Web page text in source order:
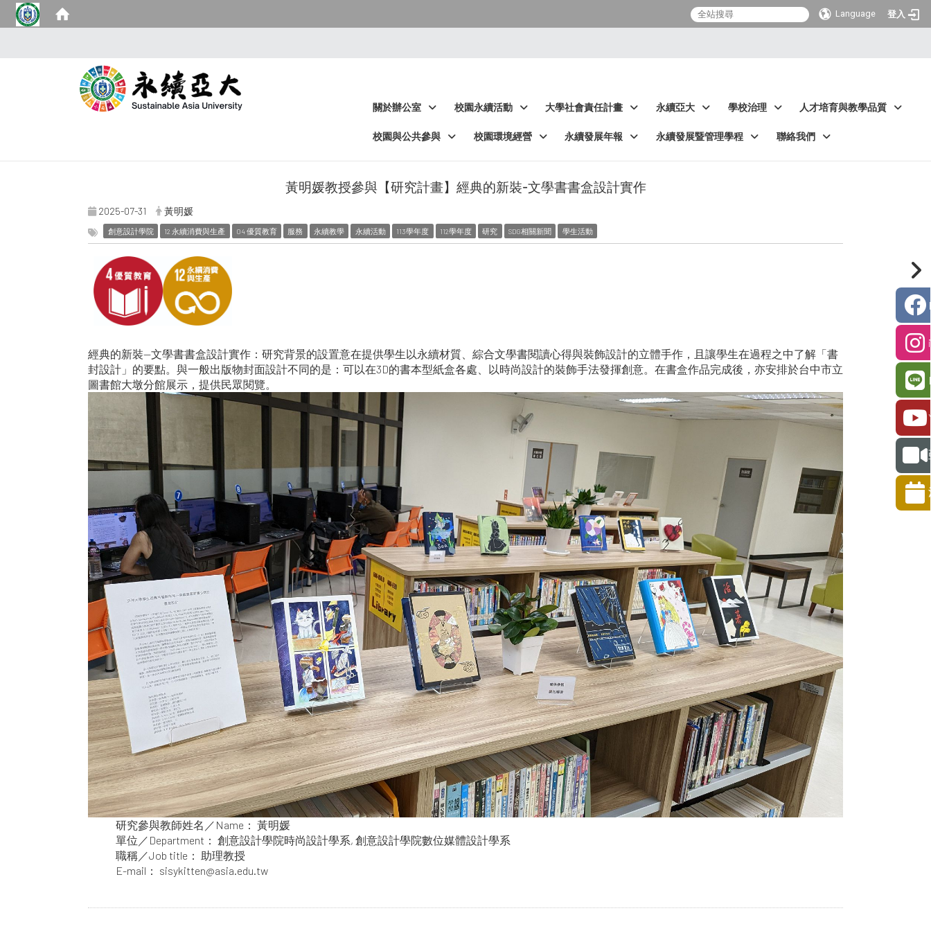
Language 登入
關於辦公室 校園永續活動 大學社會責任計畫 永續亞大 學校治理 人才培育與教學品質
校園與公共參與 校園環境經營 永續發展年報 永續發展暨管理學程 聯絡我們
黃明媛教授參與【研究計畫】經典的新裝-文學書書盒設計實作
2025-07-31 黃明媛
創意設計學院 12 永續消費與生產 04 優質教育 服務 永續教學 永續活動 113學年度 112學年度 研究 SDG相關新聞 學生活動
經典的新裝—文學書書盒設計實作：研究背景的設置意在提供學生以永續材質、綜合文學書閱讀心得與裝飾設計的立體手作，且讓學生在過程之中了解「書
封設計」的要點。與一般出版物封面設計不同的是：可以在3D的書本型紙盒各處、以時尚設計的裝飾手法發揮創意。在書盒作品完成後，亦安排於台中市立
圖書館大墩分館展示，提供民眾閱覽。
研究參與教師姓名／Name： 黃明媛
單位／Department： 創意設計學院時尚設計學系, 創意設計學院數位媒體設計學系
職稱／Job title： 助理教授
E-mail： sisykitten@asia.edu.tw